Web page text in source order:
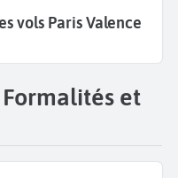
vols Paris Valence
et